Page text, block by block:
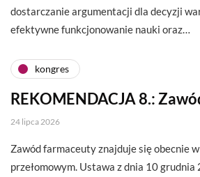
dostarczanie argumentacji dla decyzji
efektywne funkcjonowanie nauki oraz…
kongres
REKOMENDACJA 8.:
24 lipca 2026
Zawód farmaceuty znajduje się obecnie
przełomowym. Ustawa z dnia 10 grudnia